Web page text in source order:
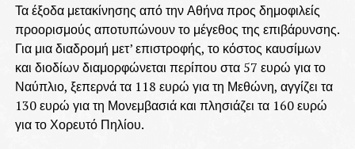
Τα έξοδα μετακίνησης από την Αθήνα προς δημοφιλείς
προορισμούς αποτυπώνουν το μέγεθος της επιβάρυνσης.
Για μια διαδρομή μετ’ επιστροφής, το κόστος καυσίμων
και διοδίων διαμορφώνεται περίπου στα 57 ευρώ για το
Ναύπλιο, ξεπερνά τα 118 ευρώ για τη Μεθώνη, αγγίζει τα
130 ευρώ για τη Μονεμβασιά και πλησιάζει τα 160 ευρώ
για το Χορευτό Πηλίου.